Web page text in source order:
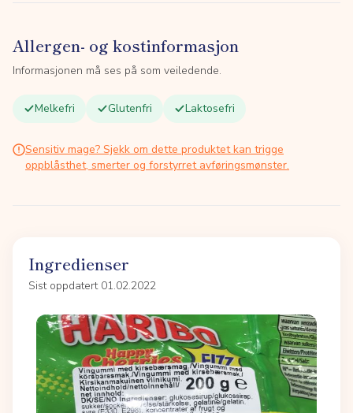
Allergen- og kostinformasjon
Informasjonen må ses på som veiledende.
Melkefri Glutenfri Laktosefri
Sensitiv mage? Sjekk om dette produktet kan trigge
oppblåsthet, smerter og forstyrret avføringsmønster.
Ingredienser
Sist oppdatert 01.02.2022